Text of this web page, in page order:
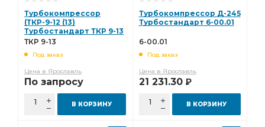
Турбокомпрессор
(ТКР-9-12 (13)
Турбостандарт ТКР 9-13
ТКР 9-13
Под заказ
Цена в Ярославль
По запросу
В КОРЗИНУ
Турбокомпрессор Д-245
Турбостандарт 6-00.01
6-00.01
Под заказ
Цена в Ярославль
21 231.30 Р
В КОРЗИНУ